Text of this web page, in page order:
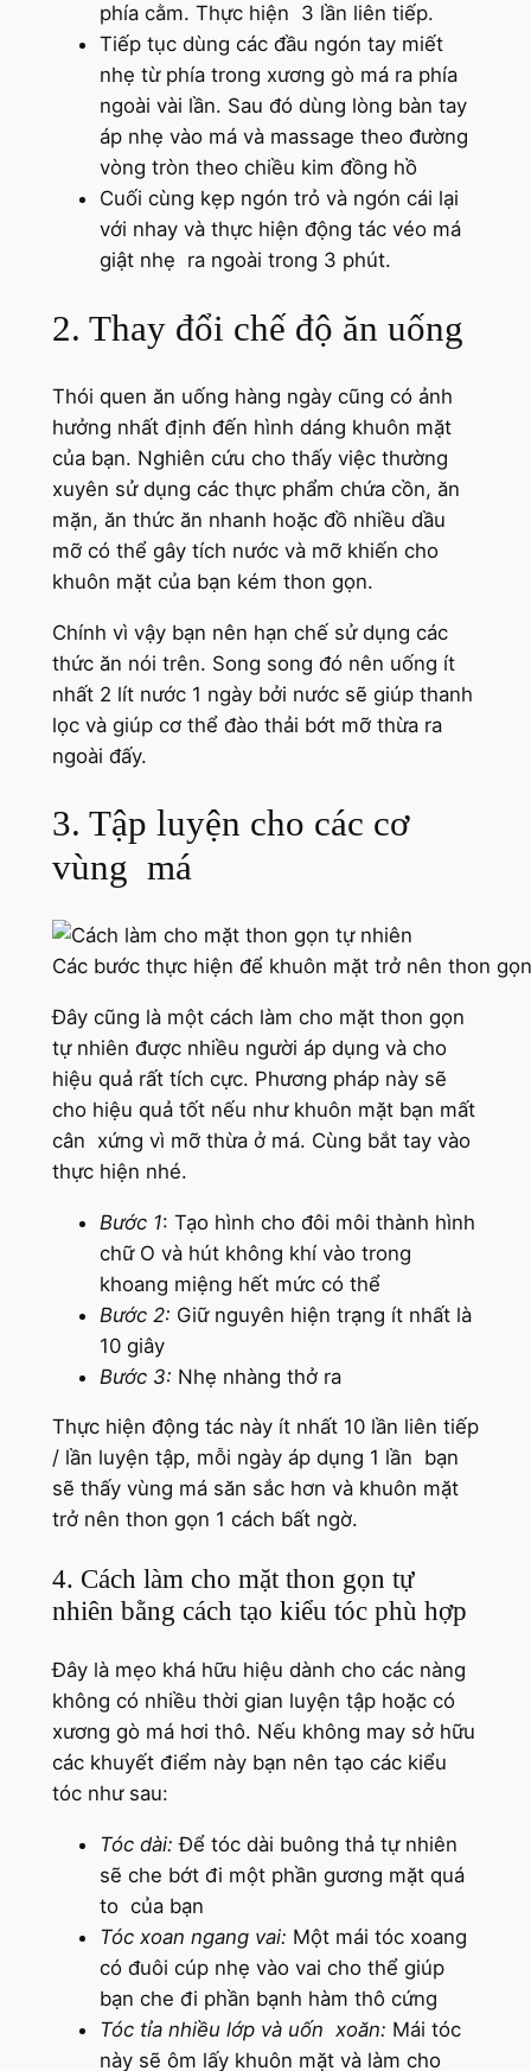
phía cằm. Thực hiện 3 lần liên tiếp.
Tiếp tục dùng các đầu ngón tay miết
nhẹ từ phía trong xương gò má ra phía
ngoài vài lần. Sau đó dùng lòng bàn tay
áp nhẹ vào má và massage theo đường
vòng tròn theo chiều kim đồng hồ
Cuối cùng kẹp ngón trỏ và ngón cái lại
với nhay và thực hiện động tác véo má
giật nhẹ ra ngoài trong 3 phút.
2. Thay đổi chế độ ăn uống
Thói quen ăn uống hàng ngày cũng có ảnh
hưởng nhất định đến hình dáng khuôn mặt
của bạn. Nghiên cứu cho thấy việc thường
xuyên sử dụng các thực phẩm chứa cồn, ăn
mặn, ăn thức ăn nhanh hoặc đồ nhiều dầu
mỡ có thể gây tích nước và mỡ khiến cho
khuôn mặt của bạn kém thon gọn.
Chính vì vậy bạn nên hạn chế sử dụng các
thức ăn nói trên. Song song đó nên uống ít
nhất 2 lít nước 1 ngày bởi nước sẽ giúp thanh
lọc và giúp cơ thể đào thải bớt mỡ thừa ra
ngoài đấy.
3. Tập luyện cho các cơ
vùng má
Các bước thực hiện để khuôn mặt trở nên thon
Đây cũng là một cách làm cho mặt thon gọn
tự nhiên được nhiều người áp dụng và cho
hiệu quả rất tích cực. Phương pháp này sẽ
cho hiệu quả tốt nếu như khuôn mặt bạn mất
cân xứng vì mỡ thừa ở má. Cùng bắt tay vào
thực hiện nhé.
Bước 1: Tạo hình cho đôi môi thành hình
chữ O và hút không khí vào trong
khoang miệng hết mức có thể
Bước 2: Giữ nguyên hiện trạng ít nhất là
10 giây
Bước 3: Nhẹ nhàng thở ra
Thực hiện động tác này ít nhất 10 lần liên tiếp
/ lần luyện tập, mỗi ngày áp dụng 1 lần bạn
sẽ thấy vùng má săn sắc hơn và khuôn mặt
trở nên thon gọn 1 cách bất ngờ.
4. Cách làm cho mặt thon gọn tự
nhiên bằng cách tạo kiểu tóc phù hợp
Đây là mẹo khá hữu hiệu dành cho các nàng
không có nhiều thời gian luyện tập hoặc có
xương gò má hơi thô. Nếu không may sở hữu
các khuyết điểm này bạn nên tạo các kiểu
tóc như sau:
Tóc dài: Để tóc dài buông thả tự nhiên
sẽ che bớt đi một phần gương mặt quá
to của bạn
Tóc xoan ngang vai: Một mái tóc xoang
có đuôi cúp nhẹ vào vai cho thể giúp
bạn che đi phần bạnh hàm thô cứng
Tóc tỉa nhiều lớp và uốn xoăn: Mái tóc
này sẽ ôm lấy khuôn mặt và làm cho